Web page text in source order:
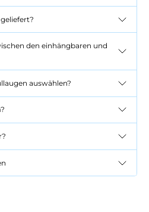
den einhängbaren und
auswählen?